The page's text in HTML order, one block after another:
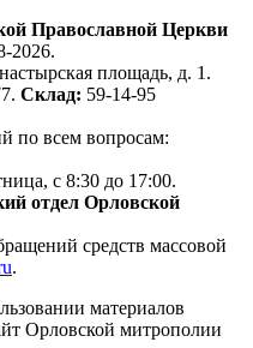
Православной Церкви
2026.
площадь, д. 1.
Склад: 59-14-95
по всем вопросам:
с 8:30 до 17:00.
отдел Орловской
средств массовой
.
материалов
Орловской митрополии